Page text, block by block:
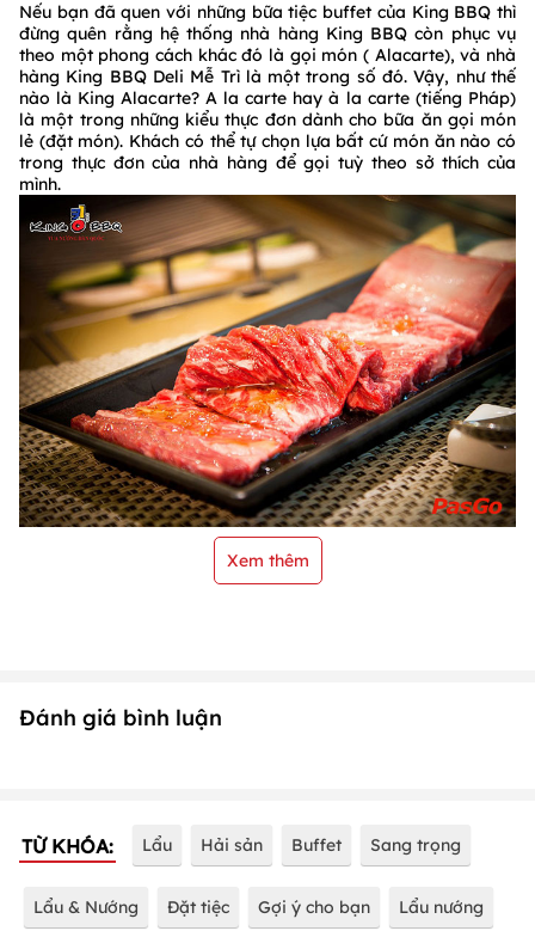
Nếu bạn đã quen với những bữa tiệc buffet của King BBQ thì
đừng quên rằng hệ thống nhà hàng King BBQ còn phục vụ
theo một phong cách khác đó là gọi món ( Alacarte), và nhà
hàng King BBQ Deli Mễ Trì là một trong số đó. Vậy, như thế
nào là King Alacarte? A la carte hay à la carte (tiếng Pháp)
là một trong những kiểu thực đơn dành cho bữa ăn gọi món
lẻ (đặt món). Khách có thể tự chọn lựa bất cứ món ăn nào có
trong thực đơn của nhà hàng để gọi tuỳ theo sở thích của
mình.
Xem thêm
Đánh giá bình luận
TỪ KHÓA: Lẩu Hải sản Buffet Sang trọng
Lẩu & Nướng Đặt tiệc Gợi ý cho bạn Lẩu nướng